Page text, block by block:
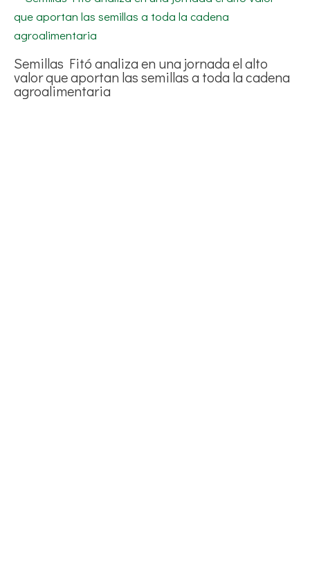
Semillas Fitó analiza en una jornada el alto
valor que aportan las semillas a toda la cadena
agroalimentaria